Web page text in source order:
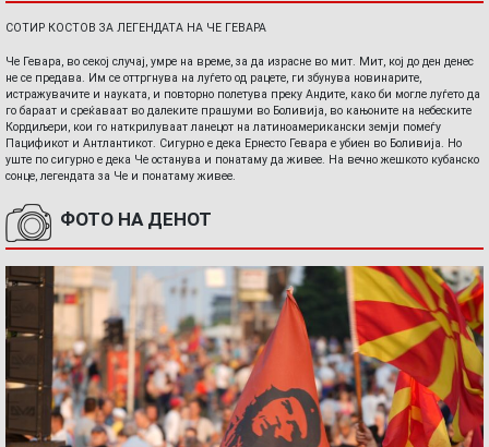
СОТИР КОСТОВ ЗА ЛЕГЕНДАТА НА ЧЕ ГЕВАРА
Че Гевара, во секој случај, умре на време, за да израсне во мит. Мит, кој до ден денес
не се предава. Им се оттргнува на луѓето од рацете, ги збунува новинарите,
истражувачите и науката, и повторно полетува преку Андите, како би могле луѓето да
го бараат и среќаваат во далеките прашуми во Боливија, во кањоните на небеските
Кордиљери, кои го наткрилуваат ланецот на латиноамерикански земји помеѓу
Пацификот и Антлантикот. Сигурно е дека Ернесто Гевара е убиен во Боливија. Но
уште по сигурно е дека Че останува и понатаму да живее. На вечно жешкото кубанско
сонце, легендата за Че и понатаму живее.
ФОТО НА ДЕНОТ